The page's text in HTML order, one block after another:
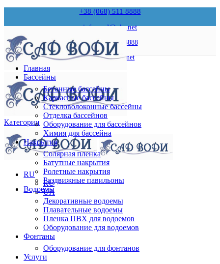
+38 (068) 511 8888
infopool@ukr.net
+38 (068) 511 8888
infopool@ukr.net
Категории
RU
RU
UA
Главная
Бассейны
Бетонные бассейны
Каркасные бассейны
Стекловолоконные бассейны
Отделка бассейнов
Оборудование для бассейнов
Химия для бассейна
Накрытия
Солярная пленка
Батутные накрытия
Ролетные накрытия
Раздвижные павильоны
Водоемы
Декоративные водоемы
Плавательные водоемы
Пленка ПВХ для водоемов
Оборудование для водоемов
Фонтаны
Оборудование для фонтанов
Услуги